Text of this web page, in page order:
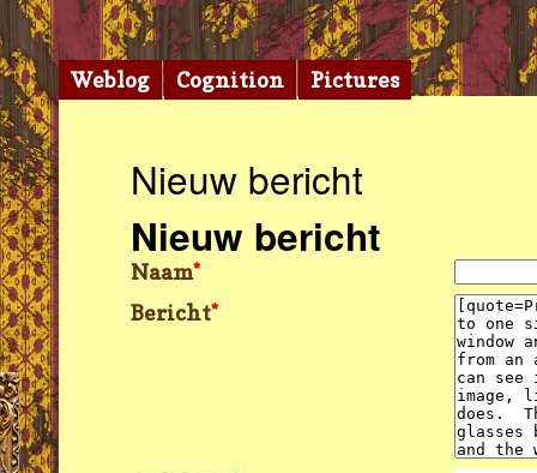
Nieuw bericht
Nieuw bericht
Naam*
Bericht*
Weblog Cognition Pictures